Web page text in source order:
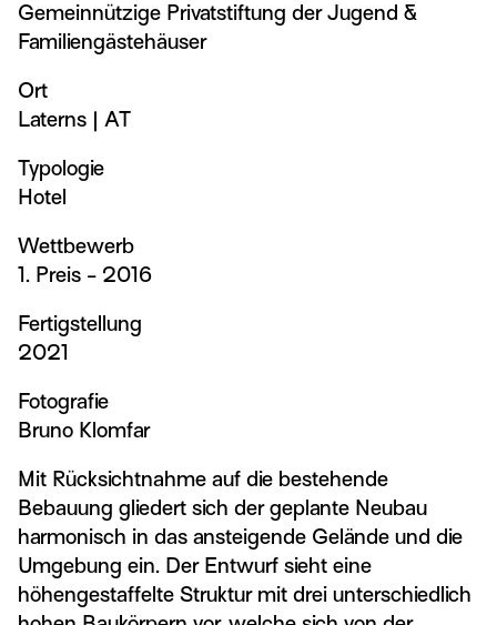
Gemeinnützige Privatstiftung der Jugend &
Familiengästehäuser
Ort
Laterns | AT
Typologie
Hotel
Wettbewerb
1. Preis - 2016
Fertigstellung
2021
Fotografie
Bruno Klomfar
Mit Rücksichtnahme auf die bestehende
Bebauung gliedert sich der geplante Neubau
harmonisch in das ansteigende Gelände und die
Umgebung ein. Der Entwurf sieht eine
höhengestaffelte Struktur mit drei unterschiedlich